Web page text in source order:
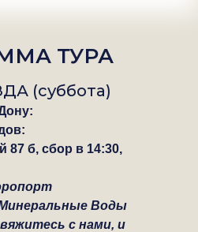
ТУРА
(суббота)
87 б, сбор в 14:30,
Минеральные Воды
с нами, и